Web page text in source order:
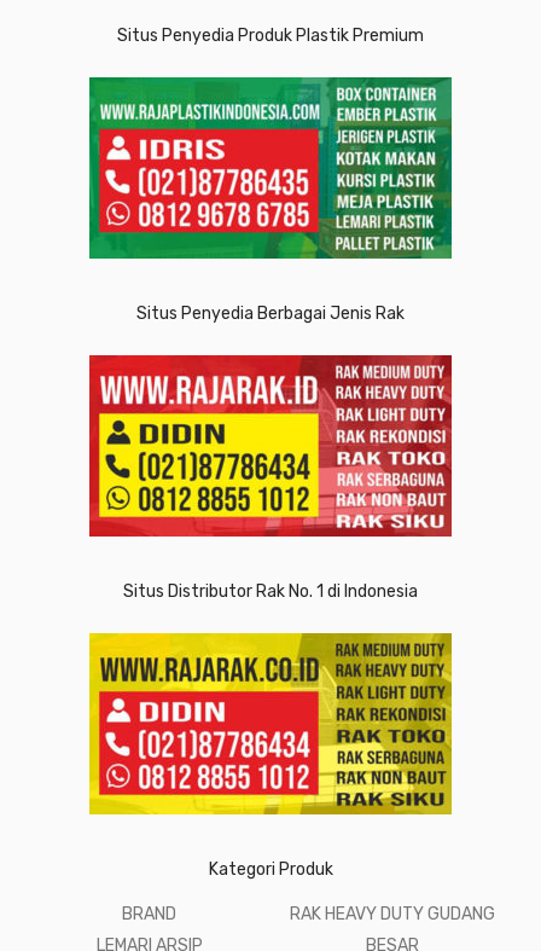
Situs Penyedia Produk Plastik Premium
Situs Penyedia Berbagai Jenis Rak
Situs Distributor Rak No. 1 di Indonesia
Kategori Produk
BRAND
LEMARI ARSIP
RAK HEAVY DUTY GUDANG
BESAR